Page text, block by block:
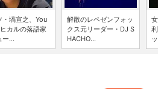
・塙宣之、You
カルの落語家
ー...
解散のレペゼンフォッ
クス元リーダー・DJ S
HACHO...